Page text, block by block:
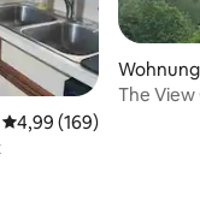
Durchschnittliche
4,99 (169)
The